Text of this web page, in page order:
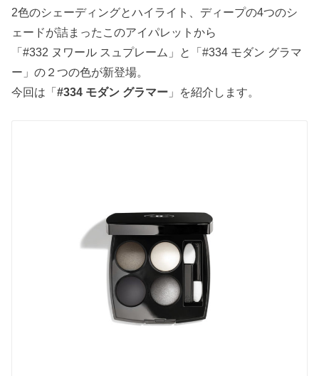
2色のシェーディングとハイライト、ディープの4つのシ
ェードが詰まったこのアイパレットから
「#332 ヌワール スュプレーム」と「#334 モダン グラマ
ー」の２つの色が新登場。
今回は「#334 モダン グラマー 」を紹介します。